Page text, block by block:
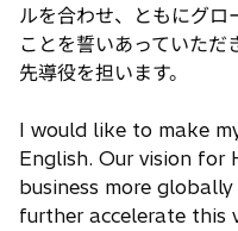
ルを合わせ、ともにグロ
ことを誓いあっていただ
先導役を担います。
I would like to make
English. Our vision for
business more
further accelerate this